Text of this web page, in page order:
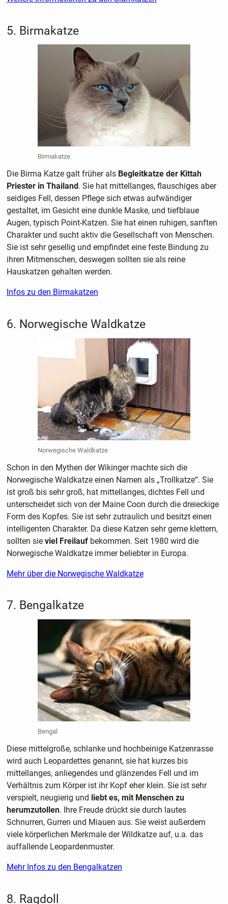
5. Birmakatze
Birmakatze
Die Birma Katze galt früher als Begleitkatze der Kittah
Priester in Thailand . Sie hat mittellanges, flauschiges aber
seidiges Fell, dessen Pflege sich etwas aufwändiger
gestaltet, im Gesicht eine dunkle Maske, und tiefblaue
Augen, typisch Point-Katzen. Sie hat einen ruhigen, sanften
Charakter und sucht aktiv die Gesellschaft von Menschen.
Sie ist sehr gesellig und empfindet eine feste Bindung zu
ihren Mitmenschen, deswegen sollten sie als reine
Hauskatzen gehalten werden.
Infos zu den Birmakatzen
6. Norwegische Waldkatze
Norwegische Waldkatze
Schon in den Mythen der Wikinger machte sich die
Norwegische Waldkatze einen Namen als „Trollkatze“. Sie
ist groß bis sehr groß, hat mittellanges, dichtes Fell und
unterscheidet sich von der Maine Coon durch die dreieckige
Form des Kopfes. Sie ist sehr zutraulich und besitzt einen
intelligenten Charakter. Da diese Katzen sehr gerne klettern,
sollten sie viel Freilaufbekommen. Seit 1980 wird die
Norwegische Waldkatze immer beliebter in Europa.
Mehr über die Norwegische Waldkatze
7. Bengalkatze
Bengal
Diese mittelgroße, schlanke und hochbeinige Katzenrasse
wird auch Leopardettes genannt, sie hat kurzes bis
mittellanges, anliegendes und glänzendes Fell und im
Verhältnis zum Körper ist ihr Kopf eher klein. Sie ist sehr
verspielt, neugierig und liebt es, mit Menschen zu
herumzutollen. Ihre Freude drückt sie durch lautes
Schnurren, Gurren und Miauen aus. Sie weist außerdem
viele körperlichen Merkmale der Wildkatze auf, u.a. das
auffallende Leopardenmuster.
Mehr Infos zu den Bengalkatzen
8. Ragdoll